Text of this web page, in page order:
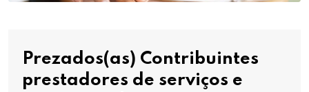
Prezados(as) Contribuintes
prestadores de serviços e